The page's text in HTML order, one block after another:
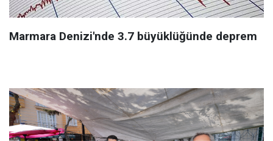
Marmara Denizi'nde 3.7 büyüklüğünde deprem